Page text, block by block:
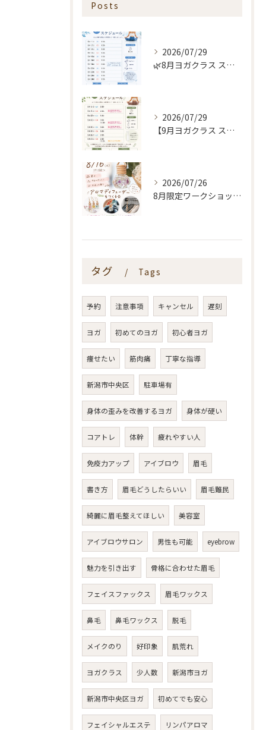
Posts
2026/07/29
🌿8月ヨガクラス スケジュールのお知らせ🌿
2026/07/29
【9月ヨガクラス スケジュールのお知らせ🌿】
2026/07/26
8月限定ワークショップ🌿🫧
タグ Tags
予約 注意事項 キャンセル 遅刻
ヨガ 初めてのヨガ 初心者ヨガ
痩せたい 筋肉痛 丁寧な指導
新潟市中央区 駐車場有
身体の歪みを改善するヨガ 身体が硬い
コアトレ 体幹 疲れやすい人
免疫力アップ アイブロウ 眉毛
書き方 眉毛どうしたらいい 眉毛難民
綺麗に眉毛整えてほしい 美容室
アイブロウサロン 男性も可能 eyebrow
魅力を引き出す 骨格に合わせた眉毛
フェイスファックス 眉毛ワックス
鼻毛 鼻毛ワックス 脱毛
メイクのり 好印象 肌荒れ
ヨガクラス 少人数 新潟市ヨガ
新潟市中央区ヨガ 初めてでも安心
フェイシャルエステ リンパアロマ